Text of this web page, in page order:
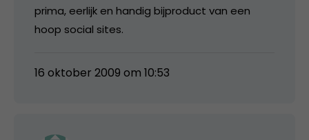
prima, eerlijk en handig bijproduct van een
hoop social sites.
16 oktober 2009 om 10:53